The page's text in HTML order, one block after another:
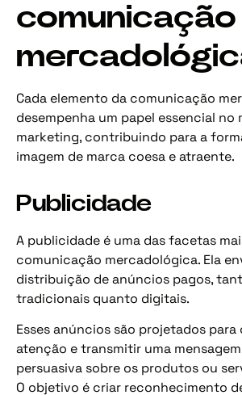
comunicação
Cada elemento da comunicação
desempenha um papel essencial no
marketing, contribuindo para a
imagem de marca coesa e atraente.
Publicidade
A publicidade é uma das facetas
comunicação mercadológica. Ela
distribuição de anúncios pagos,
tradicionais quanto digitais.
Esses anúncios são projetados
atenção e transmitir uma
persuasiva sobre os produtos ou
O objetivo é criar reconhecimento